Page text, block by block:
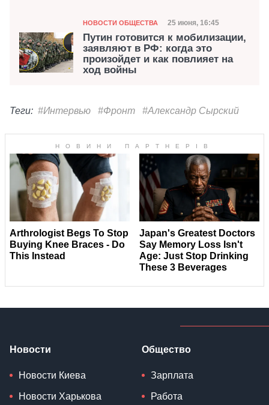
Категория
НОВОСТИ ОБЩЕСТВА Дата публикации
25 июня, 16:45
Путин готовится к мобилизации,
заявляют в РФ: когда это
произойдет и как повлияет на
ход войны
Теги: #Интервью #Фронт #Александр Сырский
Новости
Новости Киева
Новости Харькова
Общество
Зарплата
Работа